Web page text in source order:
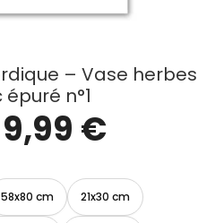
– Vase herbes
n°1
9,99 €
58x80 cm 21x30 cm